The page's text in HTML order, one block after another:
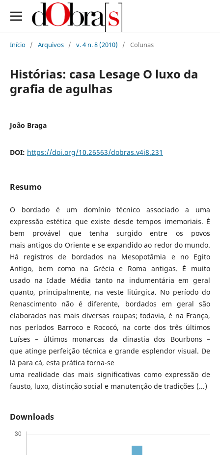
Início / Arquivos / v. 4 n. 8 (2010) / Colunas
Histórias: casa Lesage O luxo da
grafia de agulhas
João Braga
DOI: https://doi.org/10.26563/dobras.v4i8.231
Resumo
O bordado é um domínio técnico associado a uma
expressão estética que existe desde tempos imemoriais. É
bem provável que tenha surgido entre os povos
mais antigos do Oriente e se expandido ao redor do mundo.
Há registros de bordados na Mesopotâmia e no Egito
Antigo, bem como na Grécia e Roma antigas. É muito
usado na Idade Média tanto na indumentária em geral
quanto, principalmente, na veste litúrgica. No período do
Renascimento não é diferente, bordados em geral são
elaborados nas mais diversas roupas; todavia, é na França,
nos períodos Barroco e Rococó, na corte dos três últimos
Luíses – últimos monarcas da dinastia dos Bourbons –
que atinge perfeição técnica e grande esplendor visual. De
lá para cá, esta prática torna-se
uma realidade das mais significativas como expressão de
fausto, luxo, distinção social e manutenção de tradições (...)
Downloads